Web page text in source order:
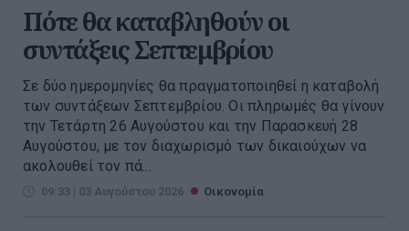
Πότε θα καταβληθούν οι
συντάξεις Σεπτεμβρίου
Σε δύο ημερομηνίες θα πραγματοποιηθεί η καταβολή
των συντάξεων Σεπτεμβρίου. Οι πληρωμές θα γίνουν
την Τετάρτη 26 Αυγούστου και την Παρασκευή 28
Αυγούστου, με τον διαχωρισμό των δικαιούχων να
ακολουθεί τον πά...
09:33 | 03 Αυγούστου 2026 Οικονομία